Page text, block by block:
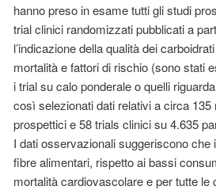
hanno preso in esame tutti gli studi
trial clinici randomizzati pubblicati a
l’indicazione della qualità dei
mortalità e fattori di rischio (sono stati
i trial su calo ponderale o quelli
così selezionati dati relativi a circa
prospettici e 58 trials clinici su 4.635
I dati osservazionali suggeriscono
fibre alimentari, rispetto ai bassi
mortalità cardiovascolare e per tutte le